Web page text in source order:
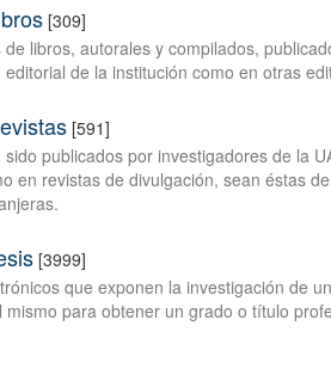
[309]
libros, autorales y compilados,
de la institución como en otras
[591]
publicados por investigadores de la
en revistas de divulgación, sean éstas
[3999]
que exponen la investigación de
para obtener un grado o título